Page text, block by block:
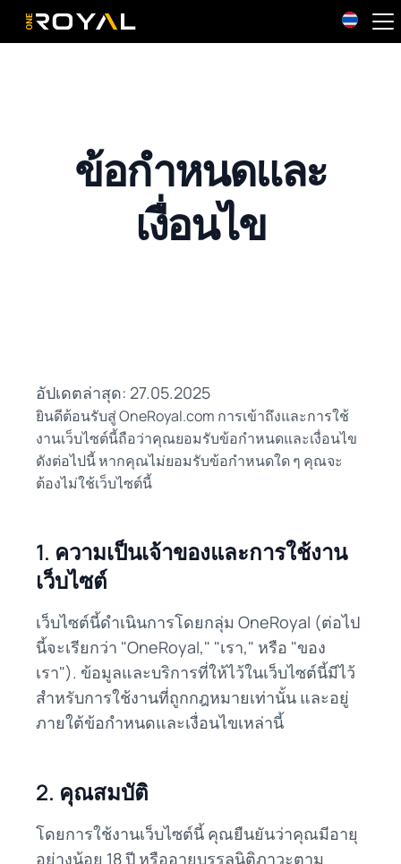
OneRoyal Home
ข้อกำหนดและ
เงื่อนไข
อัปเดตล่าสุด: 27.05.2025
ยินดีต้อนรับสู่ OneRoyal.com การเข้าถึงและการใช้
งานเว็บไซต์นี้ถือว่าคุณยอมรับข้อกำหนดและเงื่อนไข
ดังต่อไปนี้ หากคุณไม่ยอมรับข้อกำหนดใด ๆ คุณจะ
ต้องไม่ใช้เว็บไซต์นี้
1. ความเป็นเจ้าของและการใช้งาน
เว็บไซต์
เว็บไซต์นี้ดำเนินการโดยกลุ่ม OneRoyal (ต่อไป
นี้จะเรียกว่า "OneRoyal," "เรา," หรือ "ของ
เรา"). ข้อมูลและบริการที่ให้ไว้ในเว็บไซต์นี้มีไว้
สำหรับการใช้งานที่ถูกกฎหมายเท่านั้น และอยู่
ภายใต้ข้อกำหนดและเงื่อนไขเหล่านี้
2. คุณสมบัติ
โดยการใช้งานเว็บไซต์นี้ คุณยืนยันว่าคุณมีอายุ
อย่างน้อย 18 ปี หรืออายุบรรลุนิติภาวะตาม